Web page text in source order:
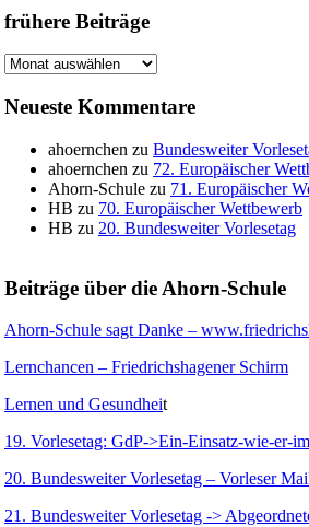
frühere Beiträge
frühere
Neueste Kommentare
ahoernchen zu Bundesweiter
ahoernchen zu 72. Europäischer
Ahorn-Schule zu 71. Europäischer
HB zu 70. Europäischer Wettbewerb
HB zu 20. Bundesweiter Vorlesetag
Beiträge über die Ahorn-Schule
Ahorn-Schule sagt Danke –
Lernchancen – Friedrichshagener Schirm
Lernen und Gesundheit
19. Vorlesetag: GdP->Ein-Einsatz-wie-er-
20. Bundesweiter Vorlesetag – Vorleser
21. Bundesweiter Vorlesetag ->